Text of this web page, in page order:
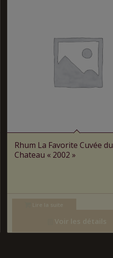
Rhum La Favorite Cuvée du
Chateau « 2002 »